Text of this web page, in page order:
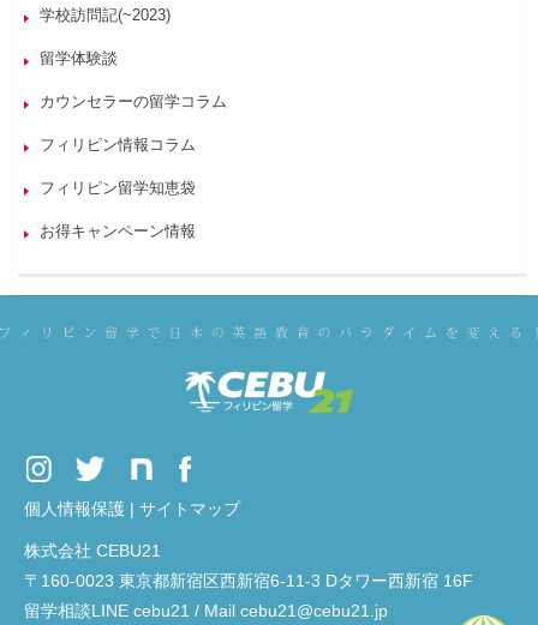
学校訪問記(~2023)
留学体験談
カウンセラーの留学コラム
フィリピン情報コラム
フィリピン留学知恵袋
お得キャンペーン情報
個人情報保護 | サイトマップ
株式会社 CEBU21
〒160-0023 東京都新宿区西新宿6-11-3 Dタワー西新宿 16F
留学相談LINE cebu21 / Mail cebu21@cebu21.jp